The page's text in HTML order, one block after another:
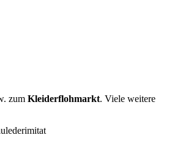
zum Kleiderflohmarkt. Viele weitere